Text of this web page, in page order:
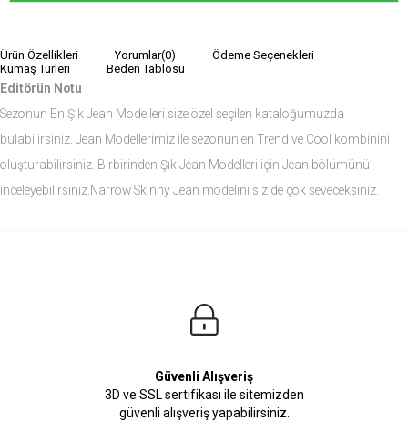
Ürün Özellikleri Yorumlar(0)
Ödeme Seçenekleri
Kumaş Türleri
Beden Tablosu
Editörün Notu
Sezonun En Şık Jean Modelleri size özel seçilen kataloğumuzda
bulabilirsiniz. Jean Modellerimiz ile sezonun en Trend ve Cool kombinini
oluşturabilirsiniz. Birbirinden Şık Jean Modelleri için Jean bölümünü
inceleyebilirsiniz.Narrow Skinny Jean modelini siz de çok seveceksiniz.
Manken Bedenleri Üst Grup M, Alt Grup 33 Beden ( Medium )
Güvenli Alışveriş
3D ve SSL sertifikası ile sitemizden
güvenli alışveriş yapabilirsiniz.